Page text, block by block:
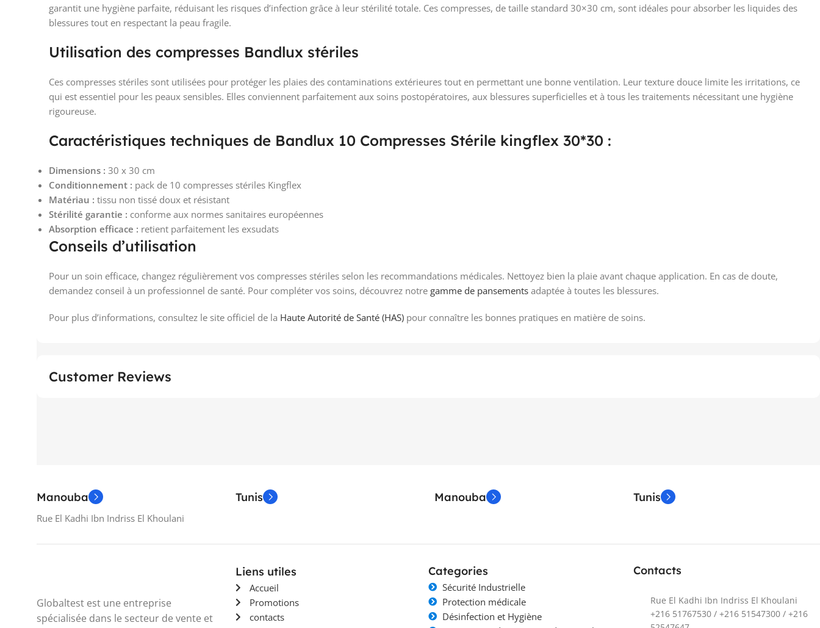
garantit une hygiène parfaite, réduisant les risques d’infection grâce à leur stérilité totale. Ces compresses, de taille standard 30×30 cm, sont idéales pour absorber les liquides des
blessures tout en respectant la peau fragile.
Utilisation des compresses Bandlux stériles
Ces compresses stériles sont utilisées pour protéger les plaies des contaminations extérieures tout en permettant une bonne ventilation. Leur texture douce limite les irritations, ce
qui est essentiel pour les peaux sensibles. Elles conviennent parfaitement aux soins postopératoires, aux blessures superficielles et à tous les traitements nécessitant une hygiène
rigoureuse.
Caractéristiques techniques de Bandlux 10 Compresses Stérile kingflex 30*30 :
Dimensions : 30 x 30 cm
Conditionnement : pack de 10 compresses stériles Kingflex
Matériau : tissu non tissé doux et résistant
Stérilité garantie : conforme aux normes sanitaires européennes
Absorption efficace : retient parfaitement les exsudats
Conseils d’utilisation
Pour un soin efficace, changez régulièrement vos compresses stériles selon les recommandations médicales. Nettoyez bien la plaie avant chaque application. En cas de doute,
demandez conseil à un professionnel de santé. Pour compléter vos soins, découvrez notre gamme de pansements adaptée à toutes les blessures.
Pour plus d’informations, consultez le site officiel de la Haute Autorité de Santé (HAS) pour connaître les bonnes pratiques en matière de soins.
Customer Reviews
Manouba
Rue El Kadhi Ibn Indriss El Khoulani
Tunis Manouba Tunis
Globaltest est une entreprise
spécialisée dans le secteur de vente et
Liens utiles
Accueil
Promotions
contacts
Categories
Sécurité Industrielle
Protection médicale
Désinfection et Hygiène
Contacts
Rue El Kadhi Ibn Indriss El Khoulani
+216 51767530 / +216 51547300 / +216